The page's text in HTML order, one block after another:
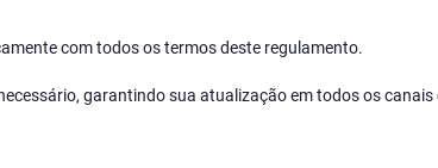
com todos os termos deste regulamento.
garantindo sua atualização em todos os